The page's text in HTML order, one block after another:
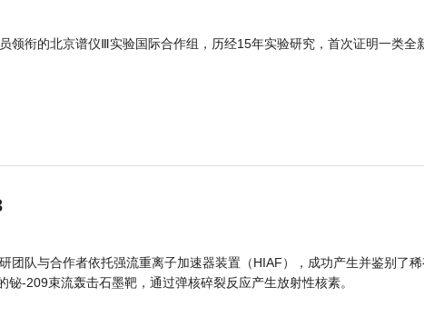
领衔的北京谱仪Ⅲ实验国际合作组，历经15年实验研究，首次证明一类全
团队与合作者依托强流重离子加速器装置（HIAF），成功产生并鉴别了
-209束流轰击石墨靶，通过弹核碎裂反应产生放射性核素。